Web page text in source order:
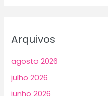
Arquivos
agosto 2026
julho 2026